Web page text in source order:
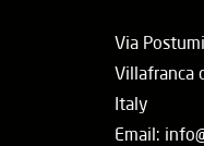
Via
Villafranca
Italy
Email: